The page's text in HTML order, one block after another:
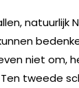
natuurlijk
niet om,
tweede